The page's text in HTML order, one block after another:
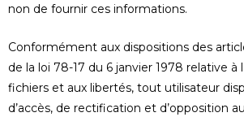
non de fournir ces informations.
Conformément aux dispositions des
de la loi 78-17 du 6 janvier 1978 relative à
fichiers et aux libertés, tout utilisateur
d’accès, de rectification et d’opposition